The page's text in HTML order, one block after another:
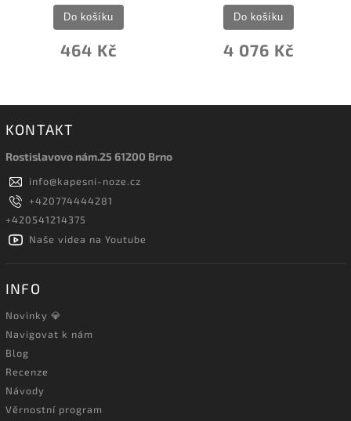
464 Kč
Do košíku
4 076 Kč
Do košíku
KONTAKT
Rostislavovo nám.25 61200 Brno
info@kapesni-noze.cz
+420774444281
+420541214375
Naše videa na Youtube
INFO
Novinky 💎
Navigovat k nám
Blog
Recenze
Návody
Věrnostní program